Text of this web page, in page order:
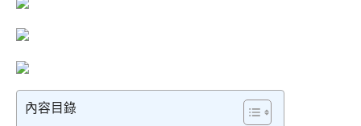
內容目錄